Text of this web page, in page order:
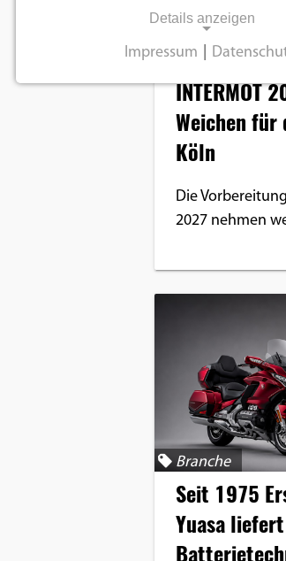
Branche
INTERMOT
Weichen für
Köln
Die
2027 nehmen
Branche
Seit 1975
Yuasa liefert
Details anzeigen
Notwendige Cookies
grundlegende Funktionen und
einwandfreie Funktion der
Einverständnis-Cookie
Einverständnis-Optionen des
Impressum